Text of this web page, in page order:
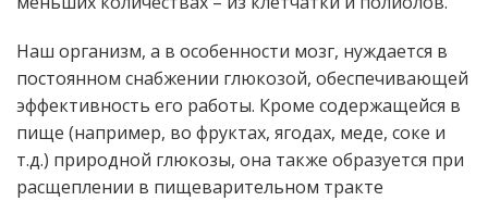
Наш организм, а в особенности мозг, нуждается в
постоянном снабжении глюкозой, обеспечивающей
эффективность его работы. Кроме содержащейся в
пище (например, во фруктах, ягодах, меде, соке и
т.д.) природной глюкозы, она также образуется при
расщеплении в пищеварительном тракте